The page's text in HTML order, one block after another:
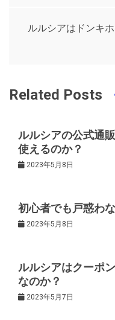
r
e
in
ー
ョ
ルルシアはドンキ
Related Posts
ルルシアの公式通
使えるのか？
2023年5月8日
初心者でも戸惑わ
2023年5月8日
ルルシアはクーポ
なのか？
2023年5月7日